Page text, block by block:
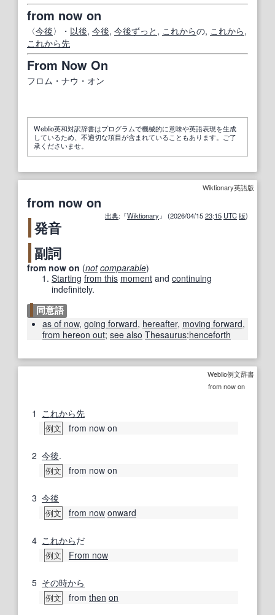
from now on
〈今後〉・ 以後, 今後, 今後ずっと , これからの, これから,
これから先
From Now On
フロム・ナウ・オン
Weblio英和対訳辞書はプログラムで機械的に意味や英語表現を生成
しているため、不適切な項目が含まれていることもあります。ご了
承くださいませ。
Wiktionary英語版
from now on
出典:『Wiktionary』 (2026/04/1523:15 UTC 版)
発音
副詞
from now on (not comparable)
Starting from this moment and continuing
indefinitely.
同意語
as of now, going forward, hereafter, moving forward,
from hereon out; see also Thesaurus:henceforth
Weblio例文辞書
from now on
1 これから先
例文 from now on
2 今後.
例文 from now on
3 今後
例文 from now onward
4 これからだ
例文 From now
5 その時から
例文 from then on